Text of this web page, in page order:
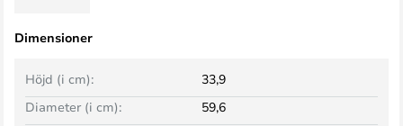
Dimensioner
Höjd (i cm):
33,9
Diameter (i cm):
59,6